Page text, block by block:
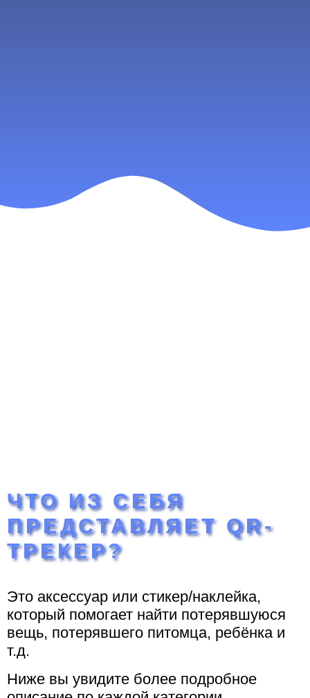
ЧТО ИЗ СЕБЯ
ПРЕДСТАВЛЯЕТ QR-
ТРЕКЕР?
Это аксессуар или стикер/наклейка,
который помогает найти потерявшуюся
вещь, потерявшего питомца, ребёнка и
т.д.
Ниже вы увидите более подробное